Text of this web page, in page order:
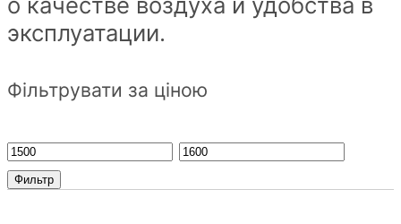
эксплуатации.
Фільтрувати за ціною
Фильтр